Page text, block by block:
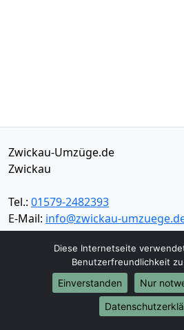
Zwickau-Umzüge.de
Zwickau
Tel.: 01579-2482393
E-Mail: info@zwickau-
Öffnungszeiten:Mo - Sa: 06:00
Impressum
Datenschutz
Diese Internetseite
Benutzerfreundlichkeit
Einverstanden
Nur